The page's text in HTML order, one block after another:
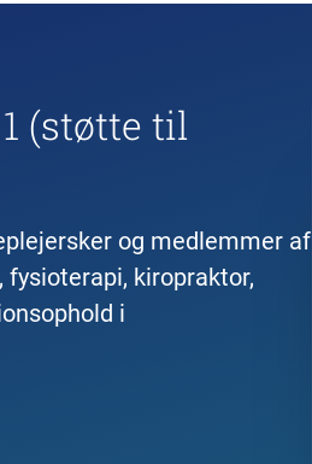
(støtte til
og medlemmer af
fysioterapi, kiropraktor,
i